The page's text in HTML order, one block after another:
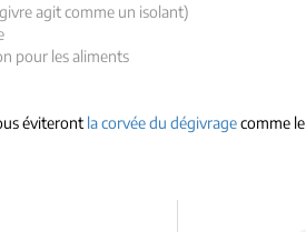
agit comme un isolant)
pour les aliments
éviteront la corvée du dégivragecomme le